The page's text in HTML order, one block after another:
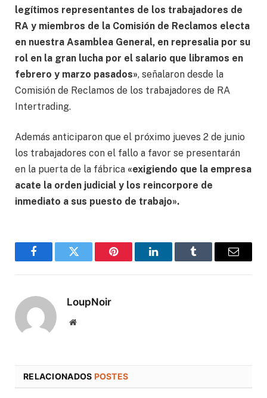
legítimos representantes de los trabajadores de
RA y miembros de la Comisión de Reclamos electa
en nuestra Asamblea General, en represalia por su
rol en la gran lucha por el salario que libramos en
febrero y marzo pasados», señalaron desde la
Comisión de Reclamos de los trabajadores de RA
Intertrading.
Además anticiparon que el próximo jueves 2 de junio
los trabajadores con el fallo a favor se presentarán
en la puerta de la fábrica «exigiendo que la empresa
acate la orden judicial y los reincorpore de
inmediato a sus puesto de trabajo».
FacebookTwitter Pinterest LinkedInTumblr
Correo
LoupNoir
Sitio
RELACIONADOS POSTES